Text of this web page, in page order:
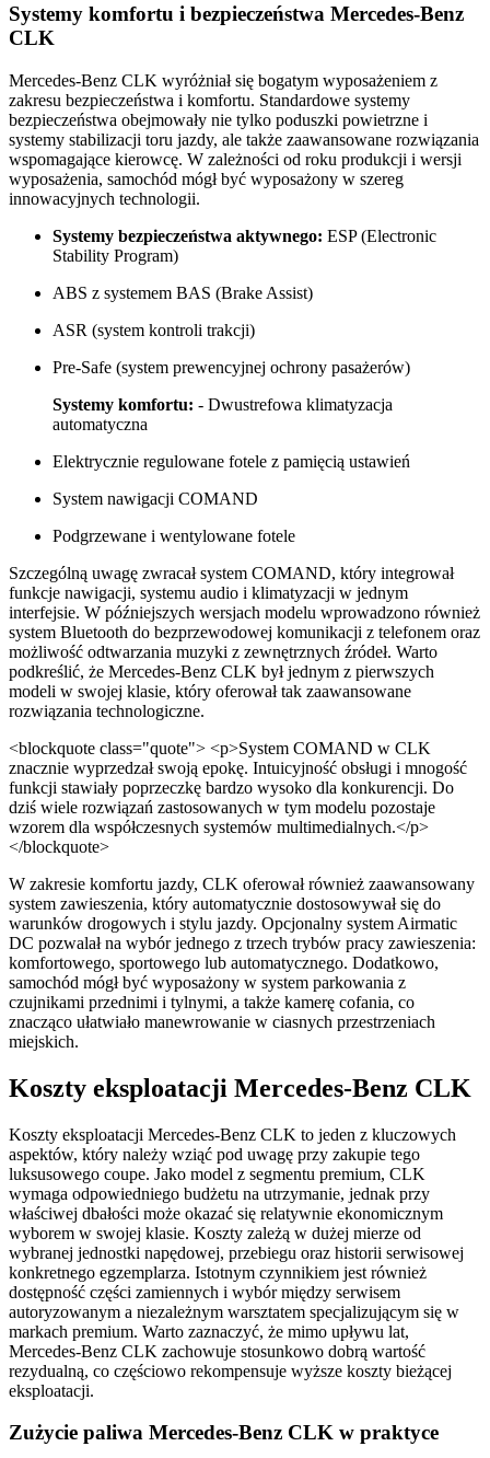
Systemy komfortu i bezpieczeństwa Mercedes-Benz
CLK
Mercedes-Benz CLK wyróżniał się bogatym wyposażeniem z
zakresu bezpieczeństwa i komfortu. Standardowe systemy
bezpieczeństwa obejmowały nie tylko poduszki powietrzne i
systemy stabilizacji toru jazdy, ale także zaawansowane rozwiązania
wspomagające kierowcę. W zależności od roku produkcji i wersji
wyposażenia, samochód mógł być wyposażony w szereg
innowacyjnych technologii.
Systemy bezpieczeństwa aktywnego: ESP (Electronic
Stability Program)
ABS z systemem BAS (Brake Assist)
ASR (system kontroli trakcji)
Pre-Safe (system prewencyjnej ochrony pasażerów)
Systemy komfortu: - Dwustrefowa klimatyzacja
automatyczna
Elektrycznie regulowane fotele z pamięcią ustawień
System nawigacji COMAND
Podgrzewane i wentylowane fotele
Szczególną uwagę zwracał system COMAND, który integrował
funkcje nawigacji, systemu audio i klimatyzacji w jednym
interfejsie. W późniejszych wersjach modelu wprowadzono również
system Bluetooth do bezprzewodowej komunikacji z telefonem oraz
możliwość odtwarzania muzyki z zewnętrznych źródeł. Warto
podkreślić, że Mercedes-Benz CLK był jednym z pierwszych
modeli w swojej klasie, który oferował tak zaawansowane
rozwiązania technologiczne.
<blockquote class="quote"> <p>System COMAND w CLK
znacznie wyprzedzał swoją epokę. Intuicyjność obsługi i mnogość
funkcji stawiały poprzeczkę bardzo wysoko dla konkurencji. Do
dziś wiele rozwiązań zastosowanych w tym modelu pozostaje
wzorem dla współczesnych systemów multimedialnych.</p>
</blockquote>
W zakresie komfortu jazdy, CLK oferował również zaawansowany
system zawieszenia, który automatycznie dostosowywał się do
warunków drogowych i stylu jazdy. Opcjonalny system Airmatic
DC pozwalał na wybór jednego z trzech trybów pracy zawieszenia:
komfortowego, sportowego lub automatycznego. Dodatkowo,
samochód mógł być wyposażony w system parkowania z
czujnikami przednimi i tylnymi, a także kamerę cofania, co
znacząco ułatwiało manewrowanie w ciasnych przestrzeniach
miejskich.
Koszty eksploatacji Mercedes-Benz CLK
Koszty eksploatacji Mercedes-Benz CLK to jeden z kluczowych
aspektów, który należy wziąć pod uwagę przy zakupie tego
luksusowego coupe. Jako model z segmentu premium, CLK
wymaga odpowiedniego budżetu na utrzymanie, jednak przy
właściwej dbałości może okazać się relatywnie ekonomicznym
wyborem w swojej klasie. Koszty zależą w dużej mierze od
wybranej jednostki napędowej, przebiegu oraz historii serwisowej
konkretnego egzemplarza. Istotnym czynnikiem jest również
dostępność części zamiennych i wybór między serwisem
autoryzowanym a niezależnym warsztatem specjalizującym się w
markach premium. Warto zaznaczyć, że mimo upływu lat,
Mercedes-Benz CLK zachowuje stosunkowo dobrą wartość
rezydualną, co częściowo rekompensuje wyższe koszty bieżącej
eksploatacji.
Zużycie paliwa Mercedes-Benz CLK w praktyce